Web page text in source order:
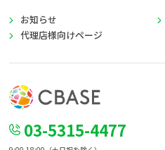
お知らせ
代理店様向けページ
03-5315-4477